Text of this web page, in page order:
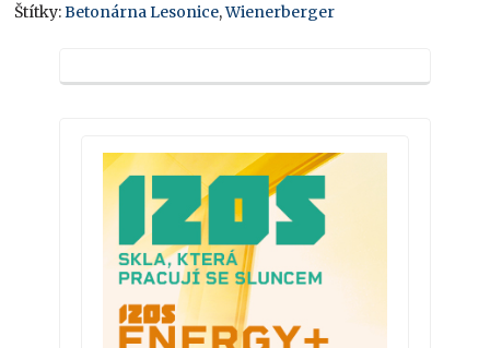
Štítky:Betonárna Lesonice,Wienerberger